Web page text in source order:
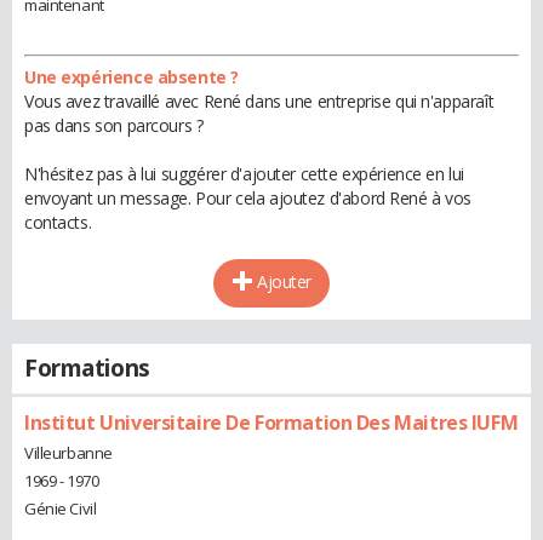
maintenant
Une expérience absente ?
Vous avez travaillé avec René dans une entreprise qui n'apparaît
pas dans son parcours ?
N'hésitez pas à lui suggérer d'ajouter cette expérience en lui
envoyant un message. Pour cela ajoutez d'abord René à vos
contacts.
Ajouter
Formations
Institut Universitaire De Formation Des Maitres IUFM
Villeurbanne
1969 - 1970
Génie Civil